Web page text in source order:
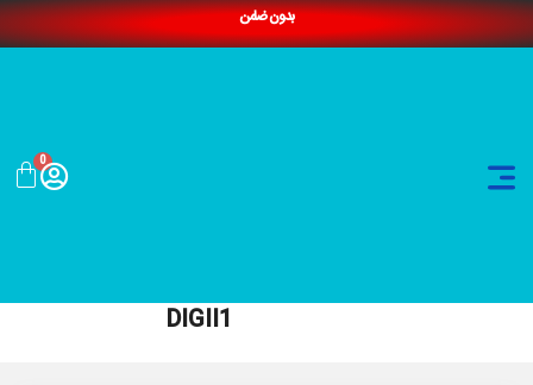
بدون ضامن
0
DIGII1